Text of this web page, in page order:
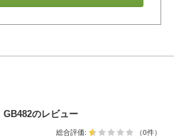
GB482のレビュー
総合評価: （0件）